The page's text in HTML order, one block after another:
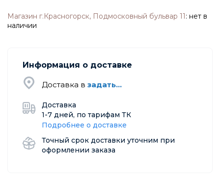
Магазин г.Красногорск, Подмосковный бульвар 11: нет в
наличии
Информация о доставке
Доставка в задать...
Доставка
1-7 дней, по тарифам ТК
Подробнее о доставке
Точный срок доставки уточним при
оформлении заказа